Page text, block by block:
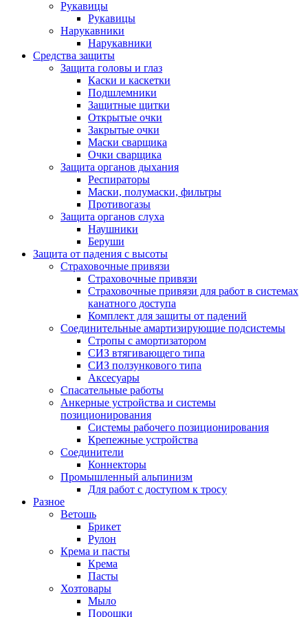
Рукавицы
Рукавицы
Нарукавники
Нарукавники
Средства защиты
Защита головы и глаз
Каски и каскетки
Подшлемники
Защитные щитки
Открытые очки
Закрытые очки
Маски сварщика
Очки сварщика
Защита органов дыхания
Респираторы
Маски, полумаски, фильтры
Противогазы
Защита органов слуха
Наушники
Беруши
Защита от падения с высоты
Страховочные привязи
Страховочные привязи
Страховочные привязи для работ в системах
канатного доступа
Комплект для защиты от падений
Соединительные амартизирующие подсистемы
Стропы с амортизатором
СИЗ втягивающего типа
СИЗ ползункового типа
Аксесуары
Спасательные работы
Анкерные устройства и системы
позиционирования
Системы рабочего позиционирования
Крепежные устройства
Соединители
Коннекторы
Промышленный альпинизм
Для работ с доступом к тросу
Разное
Ветошь
Брикет
Рулон
Крема и пасты
Крема
Пасты
Хозтовары
Мыло
Порошки